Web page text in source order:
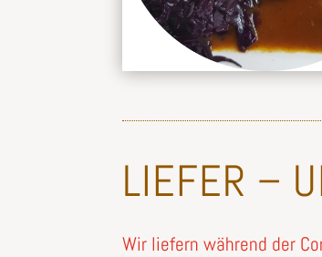
LIEFER –
Wir liefern während der